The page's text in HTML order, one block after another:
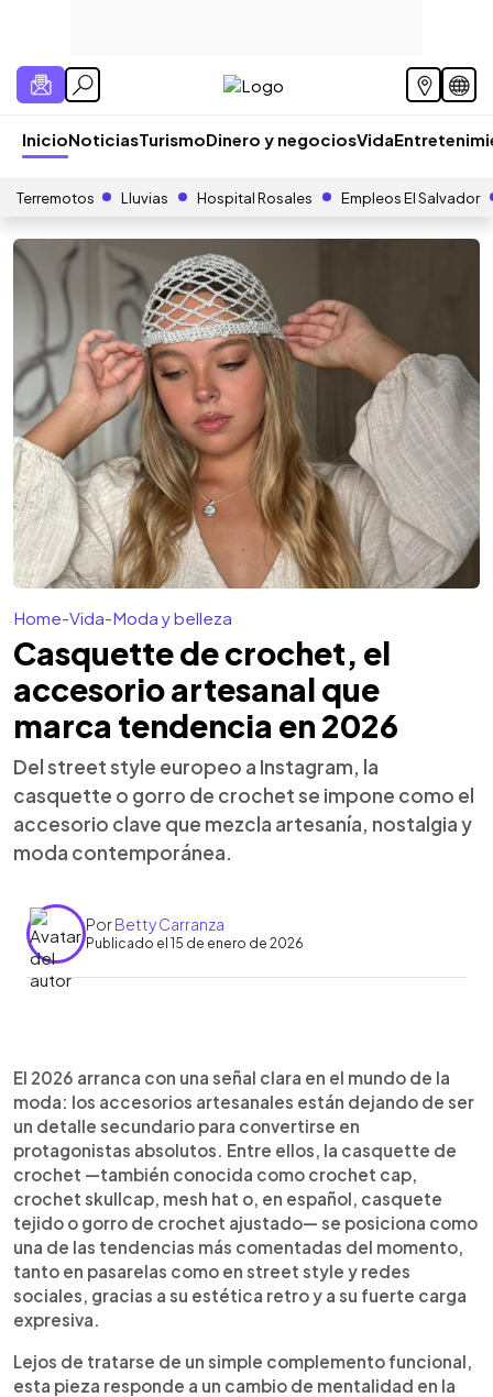
InicioNoticiasTurismoDinero y negociosVida
Terremotos Lluvias Hospital Rosales Empleos El Salvador
Home-Vida-Moda y belleza
Casquette de crochet, el
accesorio artesanal que
marca tendencia en 2026
Del street style europeo a Instagram, la
casquette o gorro de crochet se impone como el
accesorio clave que mezcla artesanía, nostalgia y
moda contemporánea.
PorBetty Carranza
Publicado el 15 de enero de 2026
► Escuchar artículo
La casquette de crochet se consolida como uno
de los accesorios clave de 2026. También
conocida como crochet cap, crochet skullcap,
mesh hat o casquete tejido, esta pieza artesanal
combina herencia histórica, estética retro y
sensibilidad contemporánea. Su auge responde al
regreso del maximalismo y a una búsqueda de
expresión personal más consciente. Aunque ganó
visibilidad en el street style de la Copenhagen
Fashion Week, hoy circula globalmente gracias a
redes sociales y contenidos DIY. Versátil y
expresiva, suma textura y personalidad a looks
boho, románticos o minimalistas sin necesidad de
renovar todo el guardarropa.
El 2026 arranca con una señal clara en el mundo de la
moda: los accesorios artesanales están dejando de ser
un detalle secundario para convertirse en
protagonistas absolutos. Entre ellos, la casquette de
crochet —también conocida como crochet cap,
crochet skullcap, mesh hat o, en español, casquete
tejido o gorro de crochet ajustado— se posiciona como
una de las tendencias más comentadas del momento,
tanto en pasarelas como en street style y redes
sociales, gracias a su estética retro y a su fuerte carga
expresiva.
Lejos de tratarse de un simple complemento funcional,
esta pieza responde a un cambio de mentalidad en la